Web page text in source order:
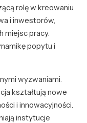
rolę w kreowaniu
i inwestorów,
miejsc pracy.
popytu i
wyzwaniami.
kształtują nowe
i innowacyjności.
instytucje